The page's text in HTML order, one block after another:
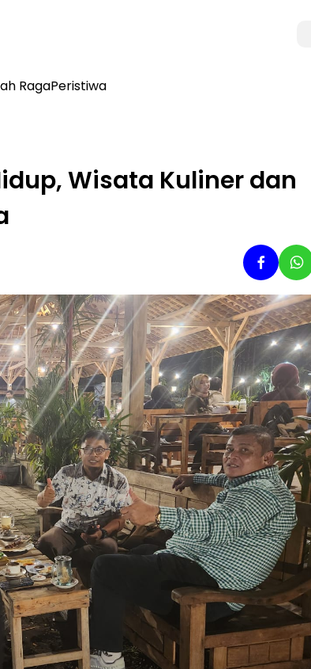
RagaPeristiwa
Wisata Kuliner dan